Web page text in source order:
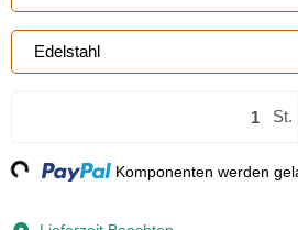
Edelstahl
St.
Komponenten werden